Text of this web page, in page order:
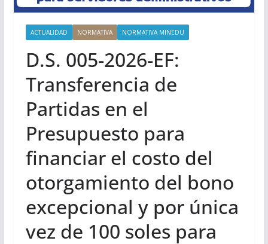
ACTUALIDAD NORMATIVA NORMATIVA MINEDU
D.S. 005-2026-EF:
Transferencia de
Partidas en el
Presupuesto para
financiar el costo del
otorgamiento del bono
excepcional y por única
vez de 100 soles para